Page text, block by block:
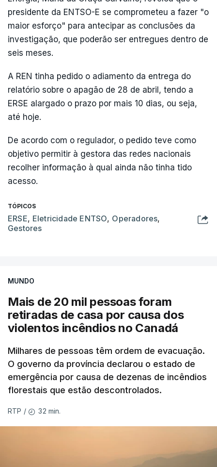
presidente da ENTSO-E se comprometeu a fazer "o
maior esforço" para antecipar as conclusões da
investigação, que poderão ser entregues dentro de
seis meses.
A REN tinha pedido o adiamento da entrega do
relatório sobre o apagão de 28 de abril, tendo a
ERSE alargado o prazo por mais 10 dias, ou seja,
até hoje.
De acordo com o regulador, o pedido teve como
objetivo permitir à gestora das redes nacionais
recolher informação à qual ainda não tinha tido
acesso.
TÓPICOS
ERSE, Eletricidade ENTSO, Operadores,
Gestores
MUNDO
Mais de 20 mil pessoas foram
retiradas de casa por causa dos
violentos incêndios no Canadá
Milhares de pessoas têm ordem de evacuação.
O governo da província declarou o estado de
emergência por causa de dezenas de incêndios
florestais que estão descontrolados.
RTP / 32 min.